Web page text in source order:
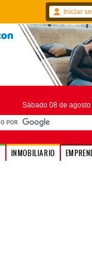
Iniciar
Sábado 08 de
INMOBILIARIO